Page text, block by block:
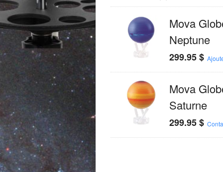
Mova
Neptune
299.95$
Mova
Saturne
299.95$